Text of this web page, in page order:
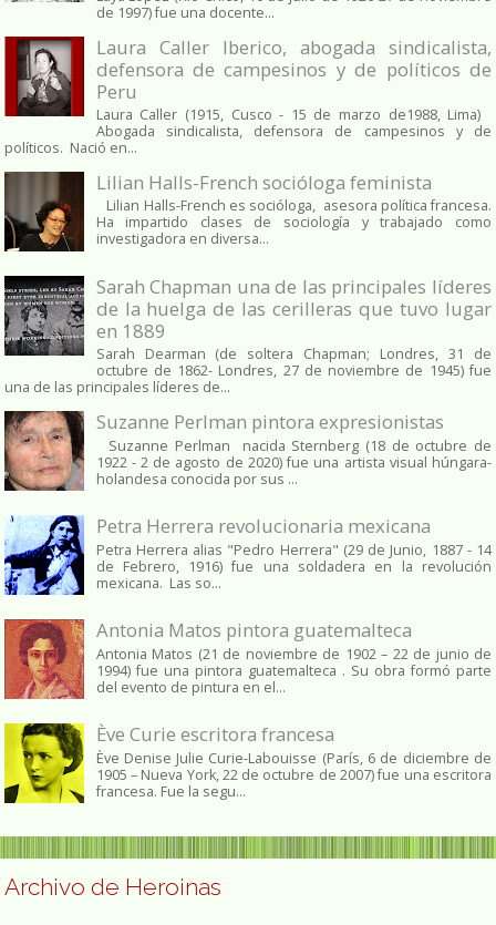
de 1997) fue una docente...
Laura Caller Iberico, abogada sindicalista,
defensora de campesinos y de políticos de
Peru
Laura Caller (1915, Cusco - 15 de marzo de1988, Lima)
Abogada sindicalista, defensora de campesinos y de
políticos. Nació en...
Lilian Halls-French socióloga feminista
Lilian Halls-French es socióloga, asesora política francesa.
Ha impartido clases de sociología y trabajado como
investigadora en diversa...
Sarah Chapman una de las principales líderes
de la huelga de las cerilleras que tuvo lugar
en 1889
Sarah Dearman (de soltera Chapman; Londres, 31 de
octubre de 1862​- Londres, 27 de noviembre de 1945)​ fue
una de las principales líderes de...
Suzanne Perlman pintora expresionistas
Suzanne Perlman nacida Sternberg (18 de octubre de
1922 - 2 de agosto de 2020) fue una artista visual húngara-
holandesa conocida por sus ...
Petra Herrera revolucionaria mexicana
Petra Herrera alias "Pedro Herrera" (29 de Junio, 1887 - 14
de Febrero, 1916) fue una soldadera en la revolución
mexicana. Las so...
Antonia Matos pintora guatemalteca
Antonia Matos (21 de noviembre de 1902 – 22 de junio de
1994) fue una pintora guatemalteca . Su obra formó parte
del evento de pintura en el...
Ève Curie escritora francesa
Ève Denise Julie Curie-Labouisse (París, 6 de diciembre de
1905 – Nueva York, 22 de octubre de 2007) fue una escritora
francesa. Fue la segu...
Archivo de Heroinas